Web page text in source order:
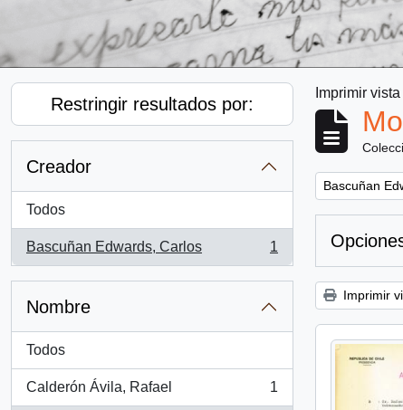
Restringir resultados por:
Creador
Todos
Bascuñan Edwards, Carlos
, 1 resultados
1
Nombre
Todos
Calderón Ávila, Rafael
, 1 resultados
1
Imprimir
Remove filter:
Bascuñan
Imprimir